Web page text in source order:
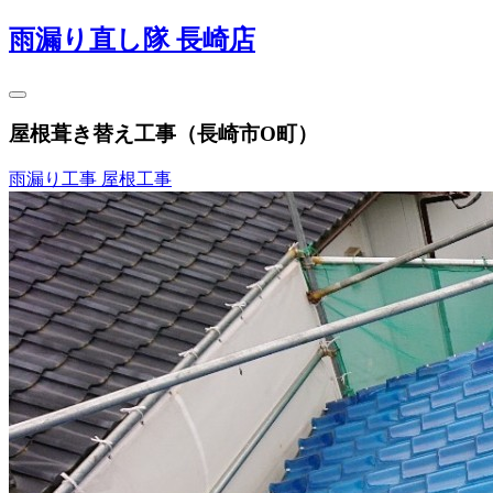
雨漏り直し隊 長崎店
屋根葺き替え工事（長崎市O町）
雨漏り工事 屋根工事